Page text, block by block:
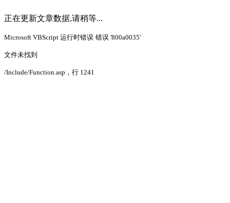
正在更新文章数据,请稍等...
Microsoft VBScript 运行时错误 错误 '800a0035'
文件未找到
/Include/Function.asp ，行 1241